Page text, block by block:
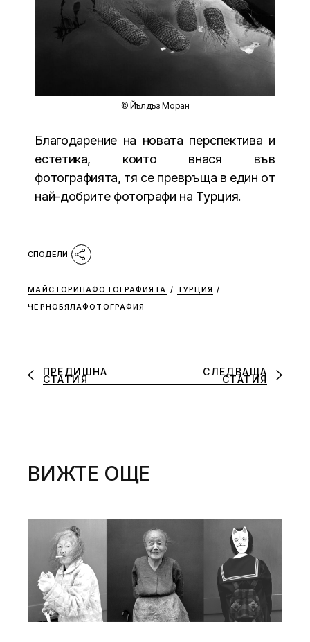
© Йълдъз Моран
Благодарение на новата перспектива и
естетика, които внася във
фотографията, тя се превръща в един от
най-добрите фотографи на Турция.
МАЙСТОРИНАФОТОГРАФИЯТА / ТУРЦИЯ /
ЧЕРНОБЯЛАФОТОГРАФИЯ
ПРЕДИШНА
СТАТИЯ
СЛЕДВАЩА
СТАТИЯ
ВИЖТЕ ОЩЕ